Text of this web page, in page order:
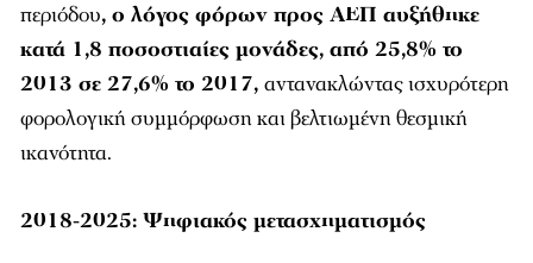
περιόδου, ο λόγος φόρων προς ΑΕΠ αυξήθηκε
κατά 1,8 ποσοστιαίες μονάδες, από 25,8% το
2013 σε 27,6% το 2017, αντανακλώντας ισχυρότερη
φορολογική συμμόρφωση και βελτιωμένη θεσμική
ικανότητα.
2018-2025: Ψηφιακός μετασχηματισμός